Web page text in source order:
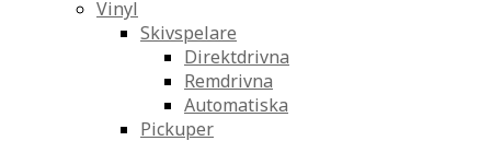
Vinyl
Skivspelare
Direktdrivna
Remdrivna
Automatiska
Pickuper